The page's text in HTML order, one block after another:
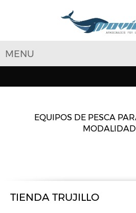
MENU
EQUIPOS DE PESCA
TIENDA TRUJILLO